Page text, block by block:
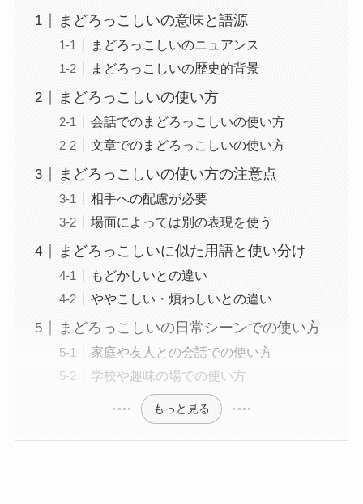
まどろっこしいの意味と語源
まどろっこしいのニュアンス
まどろっこしいの歴史的背景
まどろっこしいの使い方
会話でのまどろっこしいの使い方
文章でのまどろっこしいの使い方
まどろっこしいの使い方の注意点
相手への配慮が必要
場面によっては別の表現を使う
まどろっこしいに似た用語と使い分け
もどかしいとの違い
ややこしい・煩わしいとの違い
まどろっこしいの日常シーンでの使い方
家庭や友人との会話での使い方
学校や趣味の場での使い方
もっと見る